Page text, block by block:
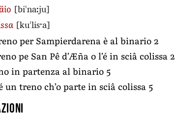
[biˈnaːju]
[kuˈlisˑa]
per Sampierdarena è al binario 2
pe San Pê d’Æña o l’é in sciâ colissa 2
in partenza al binario 5
un treno ch’o parte in sciâ colissa 5